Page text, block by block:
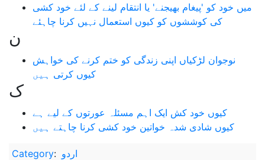
میں خود کو 'پیغام بھیجنے' یا انتقام لینے کے لئے خود کشی
کی کوششوں کو کیوں استعمال نہیں کرنا چاہئے
ن
نوجوان لڑکیاں اپنی زندگی کو ختم کرنے کی خواہش
کیوں کرتی ہیں
ک
کیوں خود کش ایک اہم مسئلہ عورتوں کے لیے ہے
کیوں شادی شدہ خواتین خود کشی کرنا چاہتے ہیں
Category: اردو